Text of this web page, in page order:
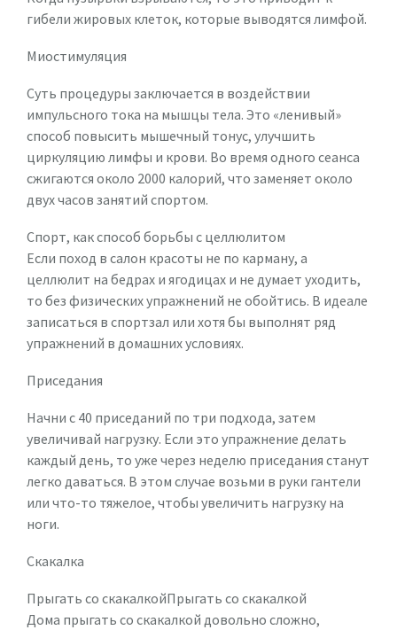
гибели жировых клеток, которые выводятся лимфой.
Миостимуляция
Суть процедуры заключается в воздействии
импульсного тока на мышцы тела. Это «ленивый»
способ повысить мышечный тонус, улучшить
циркуляцию лимфы и крови. Во время одного сеанса
сжигаются около 2000 калорий, что заменяет около
двух часов занятий спортом.
Спорт, как способ борьбы с целлюлитом
Если поход в салон красоты не по карману, а
целлюлит на бедрах и ягодицах и не думает уходить,
то без физических упражнений не обойтись. В идеале
записаться в спортзал или хотя бы выполнят ряд
упражнений в домашних условиях.
Приседания
Начни с 40 приседаний по три подхода, затем
увеличивай нагрузку. Если это упражнение делать
каждый день, то уже через неделю приседания станут
легко даваться. В этом случае возьми в руки гантели
или что-то тяжелое, чтобы увеличить нагрузку на
ноги.
Скакалка
Прыгать со скакалкойПрыгать со скакалкой
Дома прыгать со скакалкой довольно сложно,